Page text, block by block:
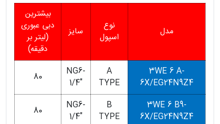
مدل
نوع
اسپول
سایز
بیشترین
دبی عبوری
(لیتر بر
دقیقه)
3WE 6 A-
6X/EG24N9Z4
A
TYPE
NG6-
1/4"
80
3WE 6 B9-
6X/EG24N9Z4
B
TYPE
NG6-
1/4"
80